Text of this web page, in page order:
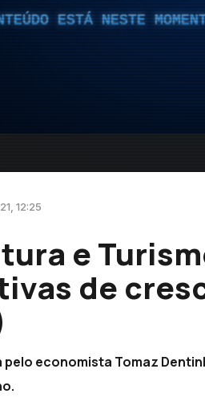
ESTÁ NESTE
12:25
e
de
economista Tomaz